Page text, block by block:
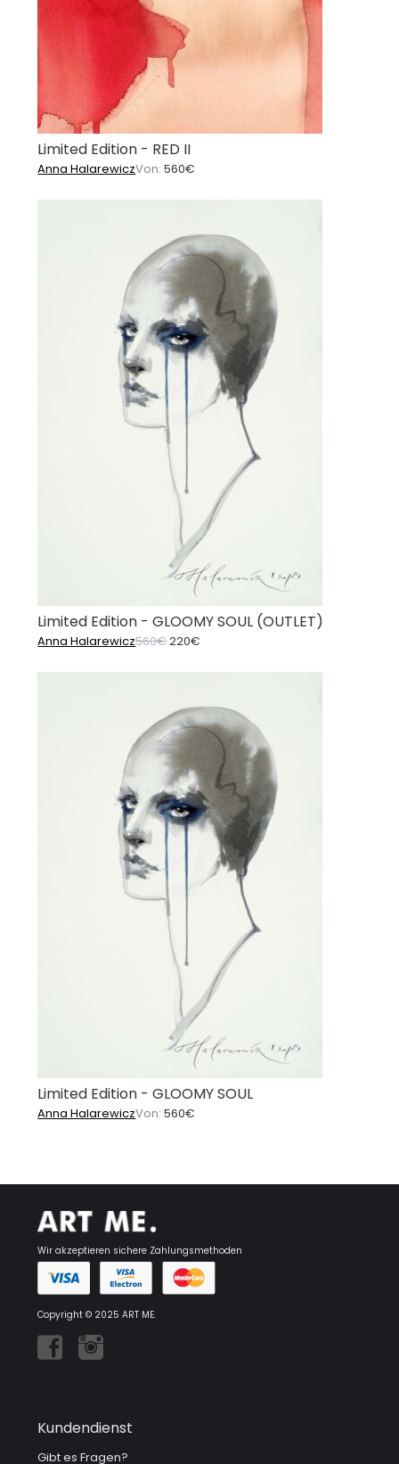
Limited Edition - RED II
Anna HalarewiczVon:560€
Limited Edition - GLOOMY SOUL (OUTLET)
Anna Halarewicz560€Ursprünglicher
war:
220€
Limited Edition - GLOOMY SOUL
Anna HalarewiczVon:560€
Wir akzeptieren sichere Zahlungsmethoden
Copyright © 2025 ART ME.
Kundendienst
Gibt es Fragen?